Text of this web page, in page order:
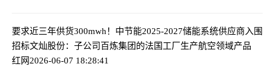
要求近三年供货300mwh！中节能2025-2027储能系统供应商入围
招标文灿股份：子公司百炼集团的法国工厂生产航空领域产品
红网2026-06-07 18:28:41